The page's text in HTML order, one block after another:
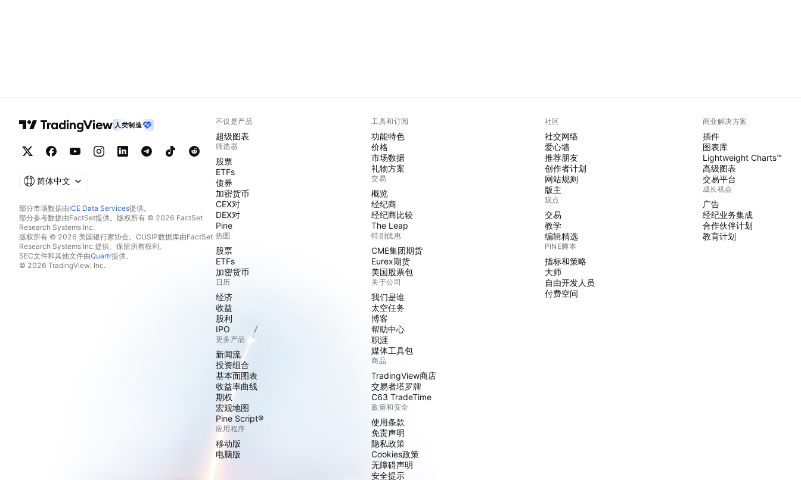
人类制造
简体中文
部分市场数据由ICE Data Services提供。
部分参考数据由FactSet提供。版权所有 © 2026 FactSet
Research Systems Inc.
版权所有 © 2026 美国银行家协会。CUSIP数据库由FactSet
Research Systems Inc.提供。保留所有权利。
SEC文件和其他文件由Quartr提供。
© 2026 TradingView, Inc.
不仅是产品
超级图表
筛选器
股票
ETFs
债券
加密货币
CEX对
DEX对
Pine
热图
股票
ETFs
加密货币
日历
经济
收益
股利
IPO
更多产品
新闻流
投资组合
基本面图表
收益率曲线
期权
宏观地图
Pine Script®
应用程序
移动版
电脑版
工具和订阅
功能特色
价格
市场数据
礼物方案
交易
概览
经纪商
经纪商比较
The Leap
特别优惠
CME集团期货
Eurex期货
美国股票包
关于公司
我们是谁
太空任务
博客
帮助中心
职涯
媒体工具包
商品
TradingView商店
交易者塔罗牌
C63 TradeTime
政策和安全
使用条款
免责声明
隐私政策
Cookies政策
无障碍声明
安全提示
社区
社交网络
爱心墙
推荐朋友
创作者计划
网站规则
版主
观点
交易
教学
编辑精选
PINE脚本
指标和策略
大师
自由开发人员
付费空间
商业解决方案
插件
图表库
Lightweight Charts™
高级图表
交易平台
成长机会
广告
经纪业务集成
合作伙伴计划
教育计划